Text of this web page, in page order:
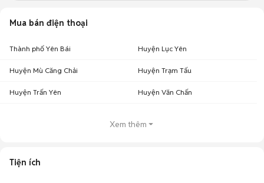
Mua bán điện thoại
Thành phố Yên Bái Huyện Lục Yên
Huyện Mù Căng Chải Huyện Trạm Tấu
Huyện Trấn Yên Huyện Văn Chấn
Xem thêm
Tiện ích